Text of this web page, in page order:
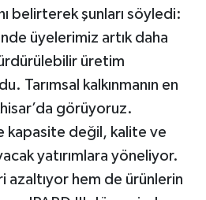
belirterek şunları söyledi:
üyelerimiz artık daha
üretim
Tarımsal kalkınmanın en
görüyoruz.
kapasite değil, kalite ve
yatırımlara yöneliyor.
azaltıyor hem de ürünlerin